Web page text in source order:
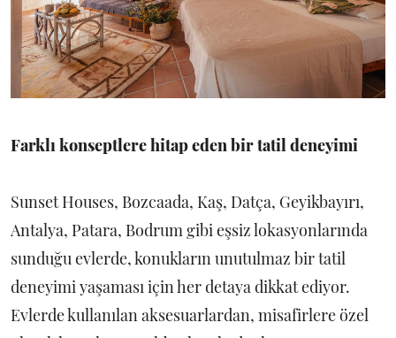
Farklı konseptlere hitap eden bir tatil deneyimi
Sunset Houses, Bozcaada, Kaş, Datça, Geyikbayırı,
Antalya, Patara, Bodrum gibi eşsiz lokasyonlarında
sunduğu evlerde, konukların unutulmaz bir tatil
deneyimi yaşaması için her detaya dikkat ediyor.
Evlerde kullanılan aksesuarlardan, misafirlere özel